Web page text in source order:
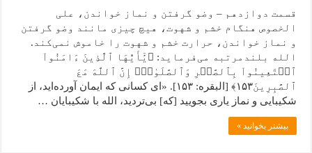
قسمت دوازدهم – وضو گرفتن و نماز خواندن، ‌علی
الخصوص هنگام خشم و شهوت، هیچ چیزی مانند وضو گرفتن
و نماز خواندن، حرارت خشم و شهوت را خاموش نمی‌کند.
الله بلندمرتبه می‌فرماید: ﴿یَٰٓأَیُّهَا ٱلَّذِینَ ءَامَنُواْ
ٱسۡتَعِینُواْ بِٱلصَّبۡرِ وَٱلصَّلَوٰهِۚ إِنَّ ٱللَّهَ مَعَ
ٱلصَّٰبِرِینَ١۵٣﴾ [البقره: ۱۵۳]. «ای کسانی که ایمان آورده‌اید، از
شکیبایی و نماز یاری بجویید [که] بی‌تردید، الله با شکیبایان …
بیشتر بخوانید »